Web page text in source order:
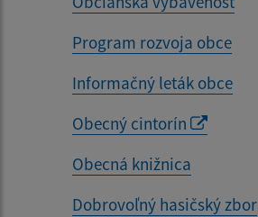
Program rozvoja obce
Informačný leták obce
Obecný cintorín
Obecná knižnica
Dobrovoľný hasičský zbor